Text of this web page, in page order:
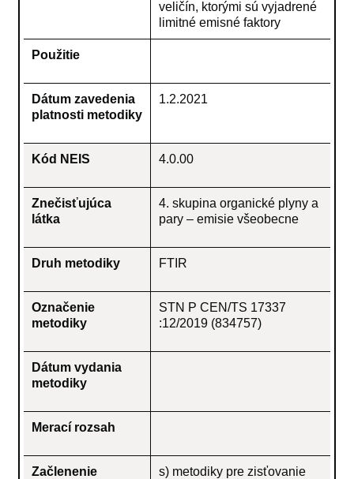
veličín, ktorými sú vyjadrené
limitné emisné faktory
Použitie
Dátum zavedenia
platnosti metodiky
1.2.2021
Kód NEIS 4.0.00
Znečisťujúca
látka
4. skupina organické plyny a
pary – emisie všeobecne
Druh metodiky FTIR
Označenie
metodiky
STN P CEN/TS 17337
:12/2019 (834757)
Dátum vydania
metodiky
Merací rozsah
Začlenenie
s) metodiky pre zisťovanie